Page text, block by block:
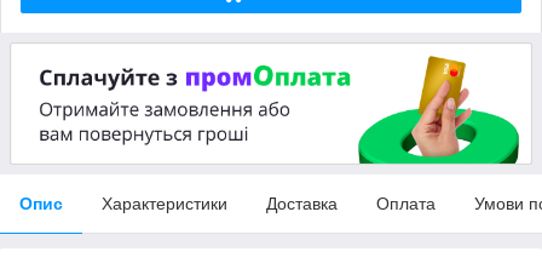
Опис Характеристики Доставка Оплата Умови